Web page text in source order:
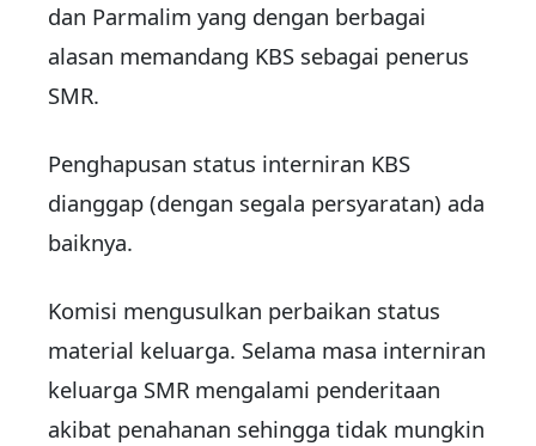
dan Parmalim yang dengan berbagai
alasan memandang KBS sebagai penerus
SMR.
Penghapusan status interniran KBS
dianggap (dengan segala persyaratan) ada
baiknya.
Komisi mengusulkan perbaikan status
material keluarga. Selama masa interniran
keluarga SMR mengalami penderitaan
akibat penahanan sehingga tidak mungkin